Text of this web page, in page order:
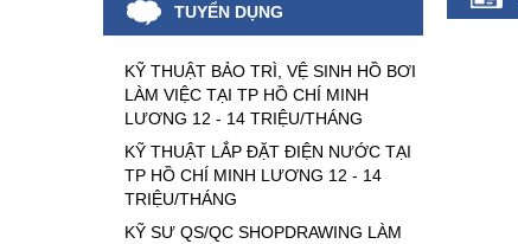
TUYỂN DỤNG
KỸ THUẬT BẢO TRÌ, VỆ SINH HỒ BƠI
LÀM VIỆC TẠI TP HỒ CHÍ MINH
LƯƠNG 12 - 14 TRIỆU/THÁNG
KỸ THUẬT LẮP ĐẶT ĐIỆN NƯỚC TẠI
TP HỒ CHÍ MINH LƯƠNG 12 - 14
TRIỆU/THÁNG
KỸ SƯ QS/QC SHOPDRAWING LÀM